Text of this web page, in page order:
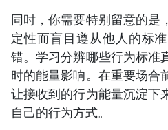
同时，你需要特别留意的是
定性而盲目遵从他人的标
错。学习分辨哪些行为标准
时的能量影响。在重要场合
让接收到的行为能量沉淀下
自己的行为方式。